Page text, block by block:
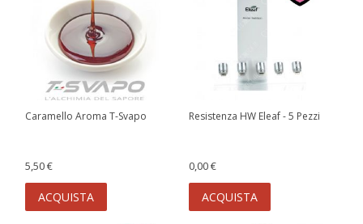
Caramello Aroma T-Svapo
5,50 €
ACQUISTA
Resistenza HW Eleaf - 5 Pezzi
0,00 €
ACQUISTA